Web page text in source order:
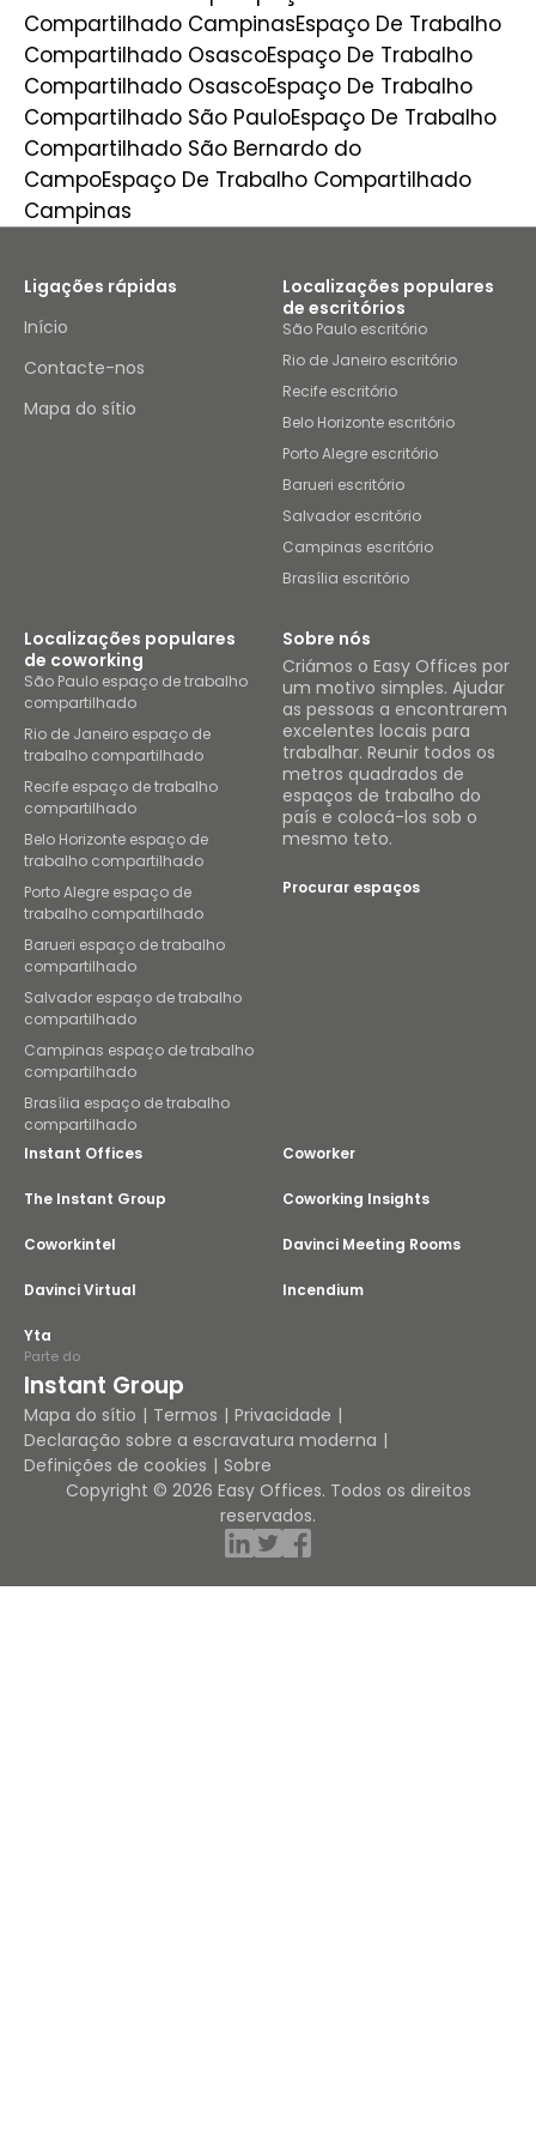
Compartilhado CampinasEspaço De Trabalho
Compartilhado OsascoEspaço De Trabalho
Compartilhado OsascoEspaço De Trabalho
Compartilhado São PauloEspaço De Trabalho
Compartilhado São Bernardo do
CampoEspaço De Trabalho Compartilhado
Campinas
Ligações rápidas
Início
Contacte-nos
Mapa do sítio
Localizações populares
de escritórios
São Paulo escritório
Rio de Janeiro escritório
Recife escritório
Belo Horizonte escritório
Porto Alegre escritório
Barueri escritório
Salvador escritório
Campinas escritório
Brasília escritório
Localizações populares
de coworking
São Paulo espaço de trabalho
compartilhado
Rio de Janeiro espaço de
trabalho compartilhado
Recife espaço de trabalho
compartilhado
Belo Horizonte espaço de
trabalho compartilhado
Porto Alegre espaço de
trabalho compartilhado
Barueri espaço de trabalho
compartilhado
Salvador espaço de trabalho
compartilhado
Campinas espaço de trabalho
compartilhado
Brasília espaço de trabalho
compartilhado
Sobre nós
Criámos o Easy Offices por
um motivo simples. Ajudar
as pessoas a encontrarem
excelentes locais para
trabalhar. Reunir todos os
metros quadrados de
espaços de trabalho do
país e colocá-los sob o
mesmo teto.
Procurar espaços
Instant Offices Coworker
The Instant Group Coworking Insights
Coworkintel Davinci Meeting Rooms
Davinci Virtual Incendium
Yta
Parte do
Instant Group
Mapa do sítio Termos
Privacidade
Declaração sobre a escravatura moderna
Definições de cookies
Sobre
Copyright © 2026 Easy Offices. Todos os direitos
reservados.